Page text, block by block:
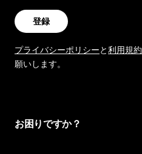
登録
プライバシーポリシーと利用規約
願いします。
お困りですか？